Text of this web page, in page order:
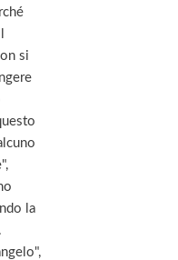
si
la